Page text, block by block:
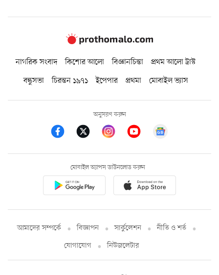
নাগরিক সংবাদ কিশোর আলো বিজ্ঞানচিন্তা
প্রথম আলো ট্রাস্ট
বন্ধুসভা
চিরন্তন ১৯৭১ ইপেপার প্রথমা মোবাইল ভ্যাস
অনুসরণ করুন
মোবাইল অ্যাপস ডাউনলোড করুন
আমাদের সম্পর্কে বিজ্ঞাপন সার্কুলেশন
নীতি ও শর্ত
যোগাযোগ
নিউজলেটার